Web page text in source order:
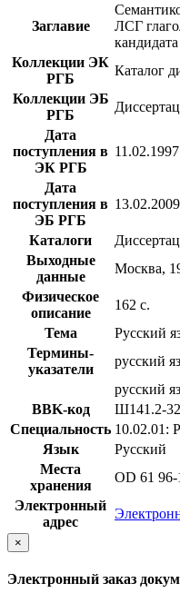
Заглавие
ЛСГ
Коллекции ЭК
РГБ
Каталог
Коллекции ЭБ
РГБ
Дата
поступления в
ЭК РГБ
11.02.1997
Дата
поступления в
ЭБ РГБ
13.02.2009
Каталоги
Выходные
данные
Москва,
Физическое
описание
162 с.
Тема
Русский
Термины-
указатели
русский
русский
BBK-код
Ш141.2-
Специальность 10.02.01:
Язык
Русский
Места
хранения
OD 61 96-
Электронный
адрес
×
Электронный заказ